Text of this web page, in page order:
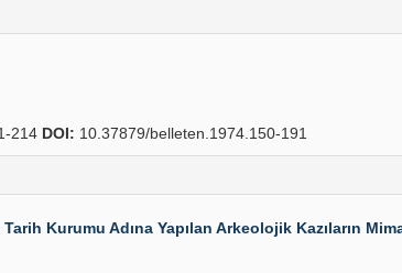
214 DOI: 10.37879/belleten.1974.150-191
Kurumu Adına Yapılan Arkeolojik Kazıların